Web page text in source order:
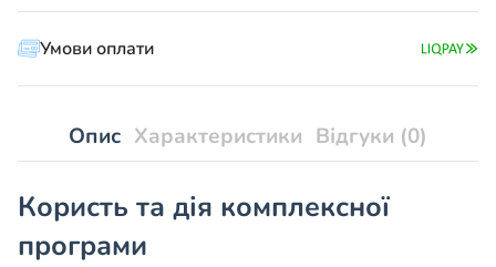
Умови оплати
Опис Характеристики Відгуки (0)
Користь та дія комплексної
програми